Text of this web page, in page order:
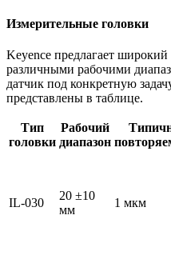
Измерительные головки
Keyence предлагает
различными рабочими
датчик под конкретную
представлены в таблице.
Тип
головки
Рабочий
диапазон
IL-030
20 ±10
мм
1 мкм